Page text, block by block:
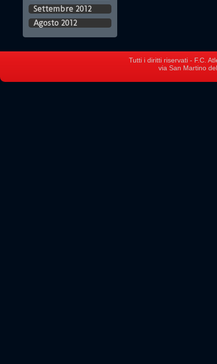
Settembre 2012
Agosto 2012
Tutti i diritti riservati - F.C.
via San Martino